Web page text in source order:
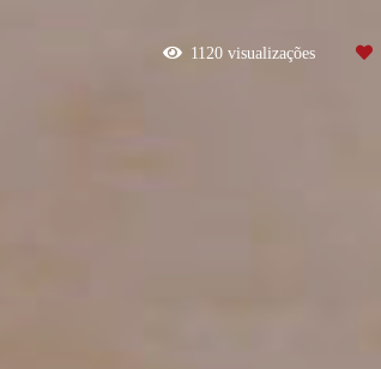
1120visualizações